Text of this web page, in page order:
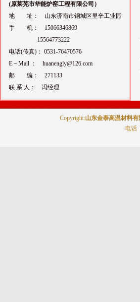
(原莱芜市华能炉窑工程有限公司）
地 址： 山东济南市钢城区里辛工业园
手 机： 15066346869
15564773222
电话(传真)： 0531-76470576
E－Mail ： huanengly@126.com
邮 编： 271133
联 系 人： 冯经理
Copyright:山东金泰高温材料有
电话